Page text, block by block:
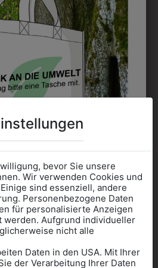
IHNEN
bevor Sie unsere
Wir verwenden Cookies und
sind essenziell, andere
Personenbezogene Daten
für personalisierte Anzeigen
werden. Aufgrund individueller
nicht alle
Daten in den USA. Mit Ihrer
der Verarbeitung Ihrer Daten
wenn Sie